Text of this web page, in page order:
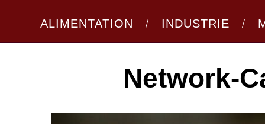
ALIMENTATION INDUSTRIE
Network-